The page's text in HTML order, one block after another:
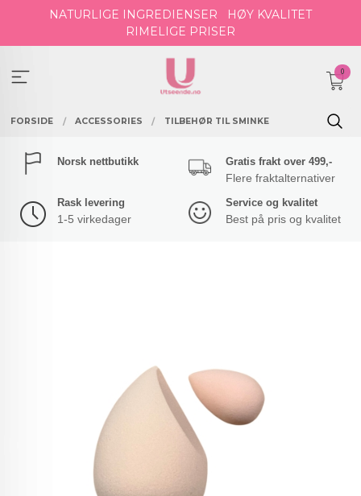
NATURLIGE INGREDIENSER
HØY KVALITET
RIMELIGE PRISER
0
FORSIDE ACCESSORIES TILBEHØR TIL SMINKE
Norsk nettbutikk Gratis frakt over 499,-
Flere fraktalternativer
Rask levering
1-5 virkedager
Service og kvalitet
Best på pris og kvalitet